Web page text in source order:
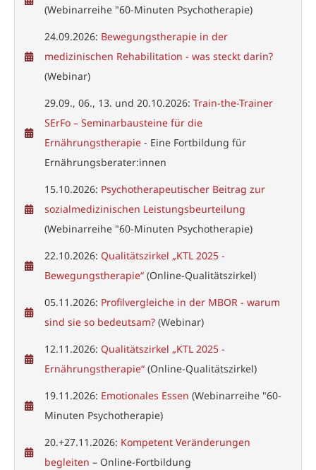
(Webinarreihe "60-Minuten Psychotherapie)
24.09.2026: Bewegungstherapie in der
medizinischen Rehabilitation - was steckt darin?
(Webinar)
29.09., 06., 13. und 20.10.2026: Train-the-Trainer
SErFo – Seminarbausteine für die
Ernährungstherapie - Eine Fortbildung für
Ernährungsberater:innen
15.10.2026: Psychotherapeutischer Beitrag zur
sozialmedizinischen Leistungsbeurteilung
(Webinarreihe "60-Minuten Psychotherapie)
22.10.2026: Qualitätszirkel „KTL 2025 -
Bewegungstherapie“ (Online-Qualitätszirkel)
05.11.2026: Profilvergleiche in der MBOR - warum
sind sie so bedeutsam? (Webinar)
12.11.2026: Qualitätszirkel „KTL 2025 -
Ernährungstherapie“ (Online-Qualitätszirkel)
19.11.2026: Emotionales Essen (Webinarreihe "60-
Minuten Psychotherapie)
20.+27.11.2026: Kompetent Veränderungen
begleiten – Online-Fortbildung